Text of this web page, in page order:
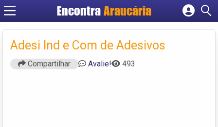
EncontraAraucária
Cadastrar empresa
Criar conta
Adesi Ind e Com de Adesivos
Compartilhar Avalie! 493